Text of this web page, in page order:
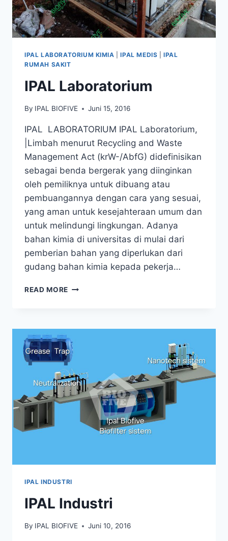
IPAL LABORATORIUM KIMIA |IPAL MEDIS |IPAL
RUMAH SAKIT
IPAL Laboratorium
By IPAL BIOFIVE Juni 15, 2016
IPAL LABORATORIUM IPAL Laboratorium,
|Limbah menurut Recycling and Waste
Management Act (krW-/AbfG) didefinisikan
sebagai benda bergerak yang diinginkan
oleh pemiliknya untuk dibuang atau
pembuangannya dengan cara yang sesuai,
yang aman untuk kesejahteraan umum dan
untuk melindungi lingkungan. Adanya
bahan kimia di universitas di mulai dari
pemberian bahan yang diperlukan dari
gudang bahan kimia kepada pekerja…
READ MORE IPAL
IPAL INDUSTRI
IPAL Industri
By IPAL BIOFIVE Juni 10, 2016